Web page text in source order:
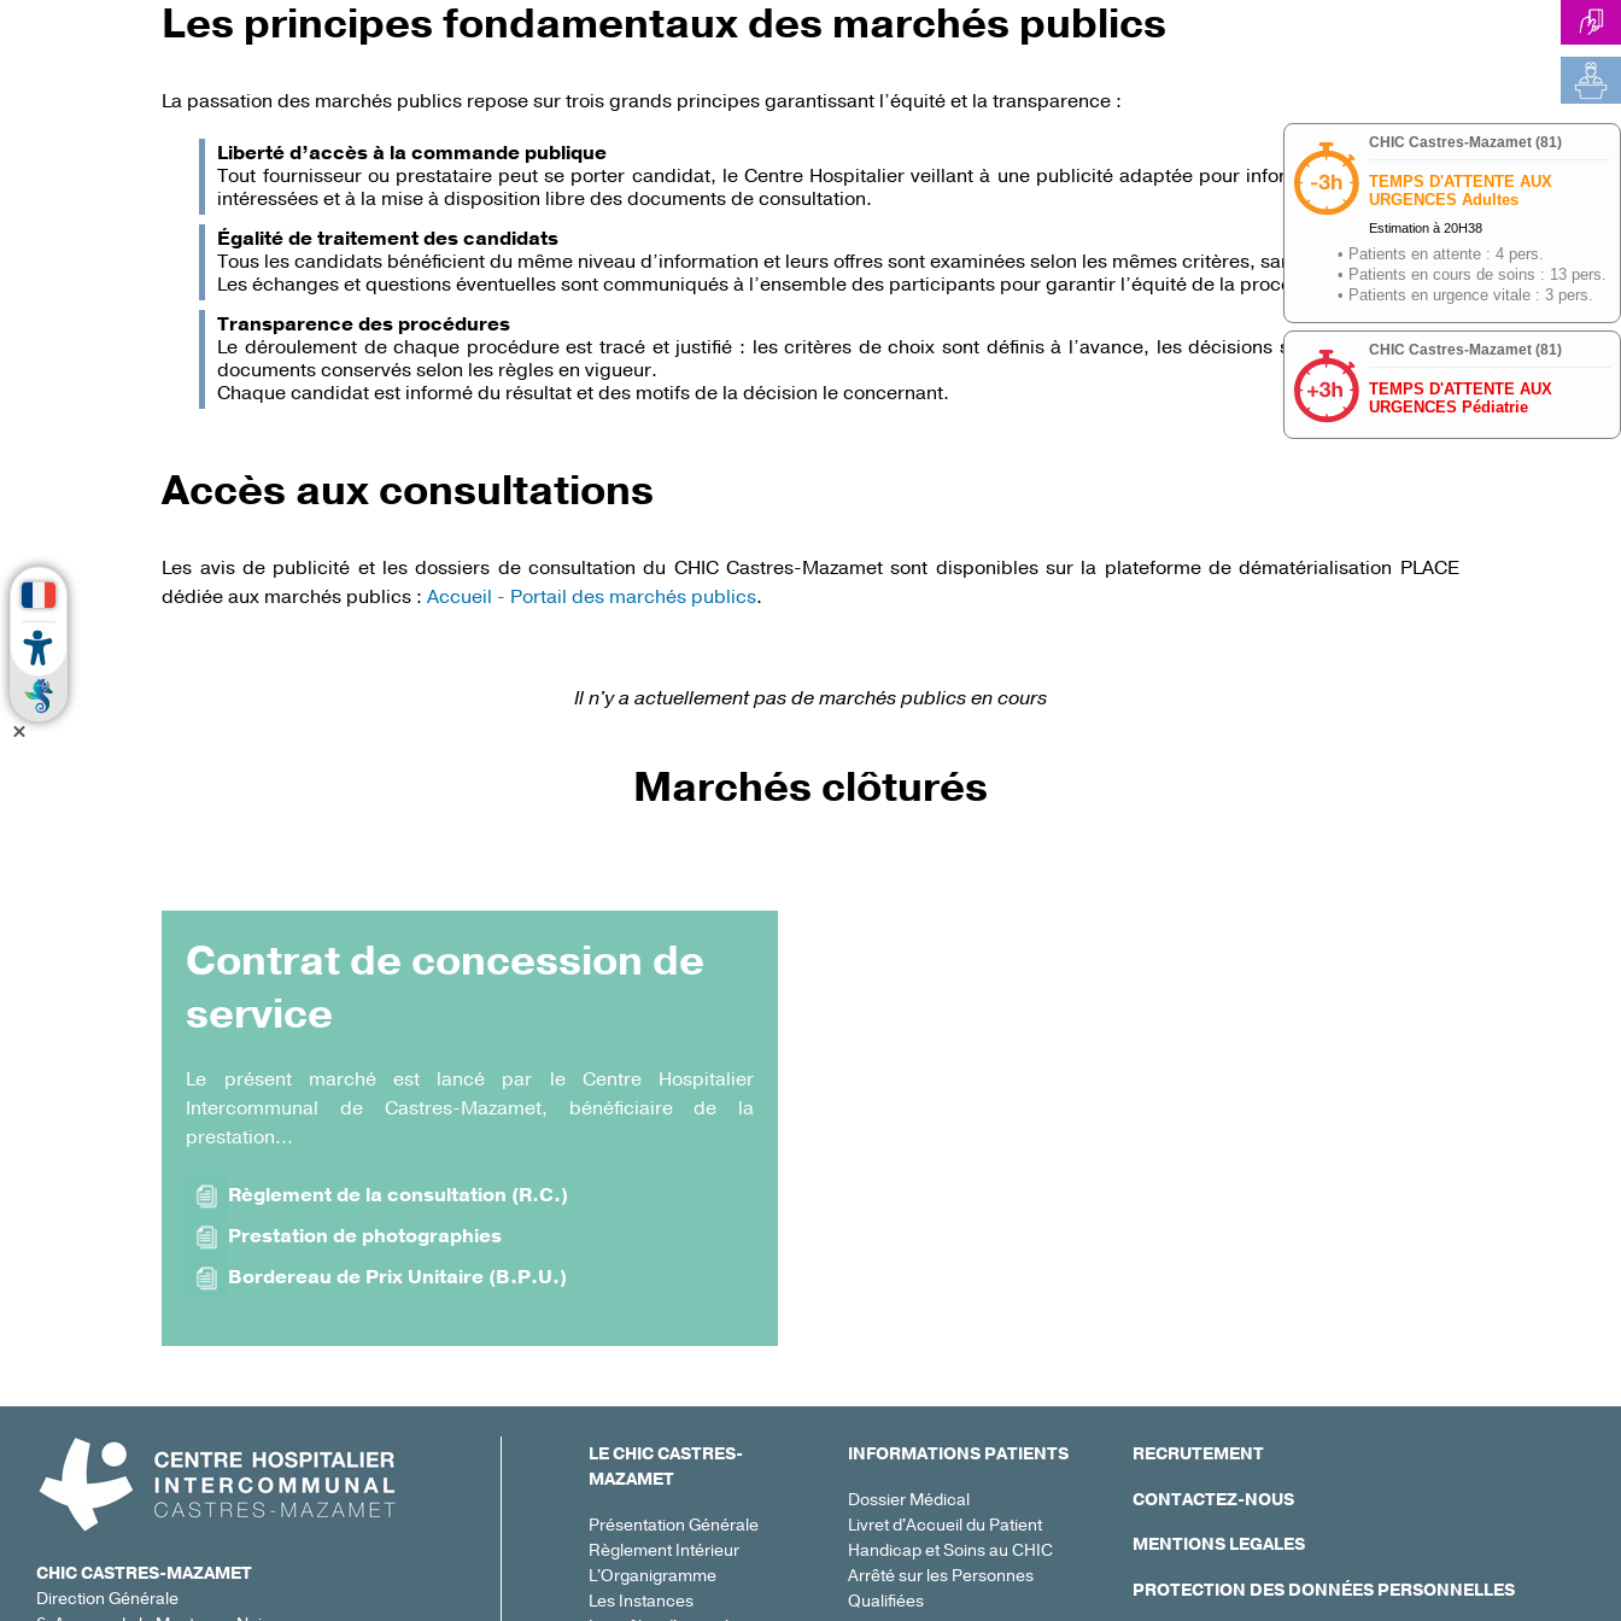
Les principes fondamentaux des marchés publics
La passation des marchés publics repose sur trois grands principes garantissant l’équité et la transparence :
Liberté d’accès à la commande publique
Tout fournisseur ou prestataire peut se porter candidat, le Centre Hospitalier veillant à une publicité adaptée pour informer les entreprises
intéressées et à la mise à disposition libre des documents de consultation.
Égalité de traitement des candidats
Tous les candidats bénéficient du même niveau d’information et leurs offres sont examinées selon les mêmes critères, sans discrimination.
Les échanges et questions éventuelles sont communiqués à l’ensemble des participants pour garantir l’équité de la procédure.
Transparence des procédures
Le déroulement de chaque procédure est tracé et justifié : les critères de choix sont définis à l’avance, les décisions sont motivées et les
documents conservés selon les règles en vigueur.
Chaque candidat est informé du résultat et des motifs de la décision le concernant.
Accès aux consultations
Les avis de publicité et les dossiers de consultation du CHIC Castres-Mazamet sont disponibles sur la plateforme de dématérialisation PLACE
dédiée aux marchés publics :Accueil - Portail des marchés publics.
Il n'y a actuellement pas de marchés publics en cours
Marchés clôturés
Contrat de concession de
service
Le présent marché est lancé par le Centre Hospitalier
Intercommunal de Castres-Mazamet, bénéficiaire de la
prestation...
Règlement de la consultation (R.C.)
Prestation de photographies
Bordereau de Prix Unitaire (B.P.U.)
CHIC CASTRES-MAZAMET
Direction Générale
LE CHIC CASTRES-
MAZAMET
Présentation Générale
Règlement Intérieur
L'Organigramme
Les Instances
INFORMATIONS PATIENTS
Dossier Médical
Livret d'Accueil du Patient
Handicap et Soins au CHIC
Arrêté sur les Personnes
Qualifiées
RECRUTEMENT
CONTACTEZ-NOUS
MENTIONS LEGALES
PROTECTION DES DONNÉES PERSONNELLES